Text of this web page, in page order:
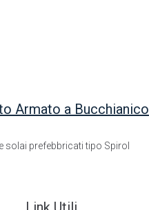
Armato a Bucchianico
solai prefebbricati tipo Spirol